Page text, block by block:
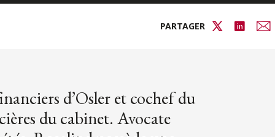
PARTAGER
d’Osler et cochef du
du cabinet. Avocate